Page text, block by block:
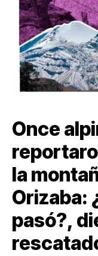
Once
la
Orizaba:
pasó?,